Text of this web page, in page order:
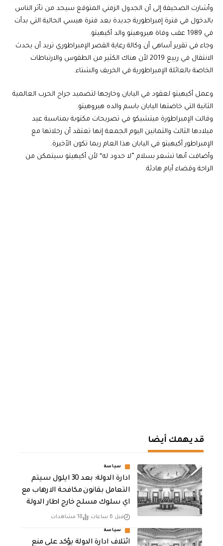
وأشارت الصحيفة إلى أن الجدول الزمني المتوقع سيحد من تأثر الناس
بالدخول في فترة إمبراطورية جديدة بعد فترة هيسي الحالية التي بدأت
في 1989 عقب وفاة هيروهيتو والد أكيهيتو.
وجاء في تقرير أساهي أن وكالة رعاية القصر الإمبراطوري تريد أن يحدث
الانتقال في ربيع 2019 لأن هناك الكثير من الطقوس والارتباطات
الخاصة بالعائلة الإمبراطورية في الخريف والشتاء.
وعمل أكيهيتو لعقود في اليابان وخارجها لتضميد جراح الحرب العالمية
الثانية التي خاضتها اليابان باسم والده هيروهيتو.
وقالت الإمبراطورة ميتشيكو في تصريحات مكتوبة بمناسبة عيد
ميلادها الثالث والثمانين اليوم الجمعة إنها تعتقد أن رحلاتها مع
الإمبراطور أكيهيتو في اليابان هذا العام ربما تكون الأخيرة.
وأضافت أنها تشعر بسلام ”لا حدود له“ لأن أكيهيتو سيتمكن من
الراحة وقضاء أيام هادئة.
قد يهمك أيضا
سياسة
ادارة الدولة: بعد 30 ايلول سيتم
التعامل بقانون مكافحة الارهاب مع
اي سلوك مسلح خارج اطار الدولة
قبل 6 ساعات 18 مشاهدات
سياسة
ائتلاف ادارة الدولة يؤكد على منع